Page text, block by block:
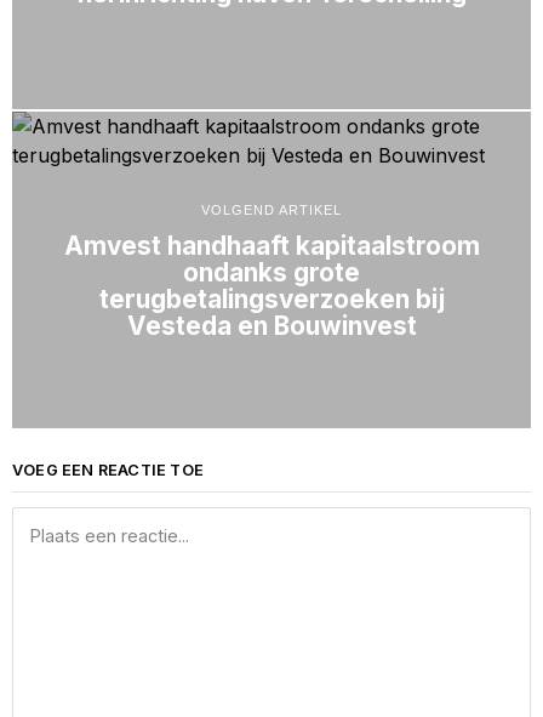
VOLGEND ARTIKEL
Amvest handhaaft kapitaalstroom
ondanks grote
terugbetalingsverzoeken bij
Vesteda en Bouwinvest
VOEG EEN REACTIE TOE